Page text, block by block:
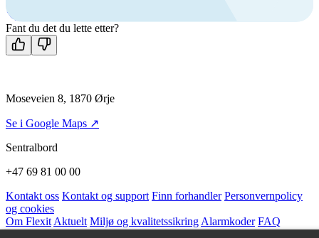
Kontakt oss
Fant du det du lette etter?
Moseveien 8, 1870 Ørje
Se i Google Maps ↗
Sentralbord
+47 69 81 00 00
Kontakt oss Kontakt og support Finn forhandler Personvernpolicy
og cookies
Om Flexit Aktuelt Miljø og kvalitetssikring Alarmkoder FAQ